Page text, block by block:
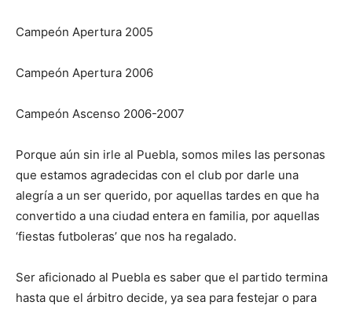
Campeón Apertura 2005
Campeón Apertura 2006
Campeón Ascenso 2006-2007
Porque aún sin irle al Puebla, somos miles las personas
que estamos agradecidas con el club por darle una
alegría a un ser querido, por aquellas tardes en que ha
convertido a una ciudad entera en familia, por aquellas
‘fiestas futboleras’ que nos ha regalado.
Ser aficionado al Puebla es saber que el partido termina
hasta que el árbitro decide, ya sea para festejar o para